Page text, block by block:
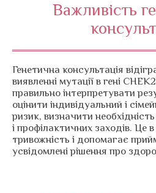
Важливість
Генетична консультація
виявленні мутації в гені
правильно інтерпретувати
оцінити індивідуальний і
ризик, визначити
і профілактичних заходів. Це
тривожність і допомагає
усвідомлені рішення про